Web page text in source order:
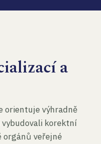
a
orientuje výhradně
vybudovali korektní
orgánů veřejné